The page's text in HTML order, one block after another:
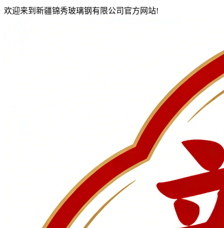
欢迎来到新疆锦秀玻璃钢有限公司官方网站!